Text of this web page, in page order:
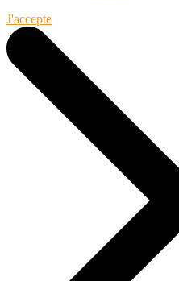
J'accepte